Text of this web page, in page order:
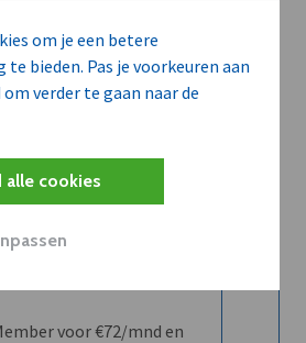
om je een betere
te bieden. Pas je voorkeuren aan
verder te gaan naar de
alle cookies
alle voordelen
de dVO community
voor €72/mnd en